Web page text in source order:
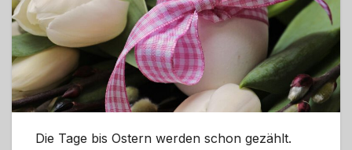
Die Tage bis Ostern werden schon gezählt.